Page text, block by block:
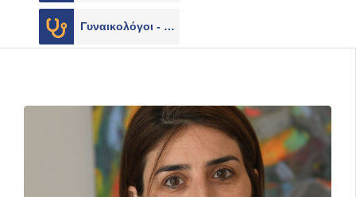
Γυναικολόγοι - Μαιευτήρες